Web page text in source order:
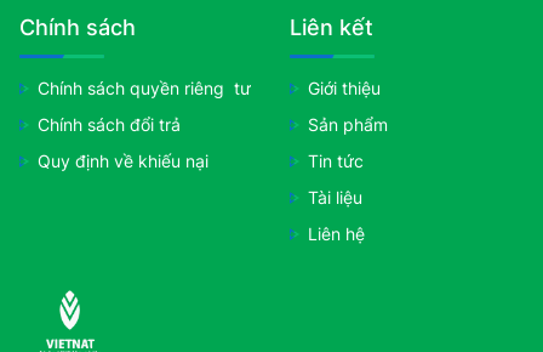
Chính sách
Chính sách quyền riêng tư
Chính sách đổi trả
Quy định về khiếu nại
Liên kết
Giới thiệu
Sản phẩm
Tin tức
Tài liệu
Liên hệ